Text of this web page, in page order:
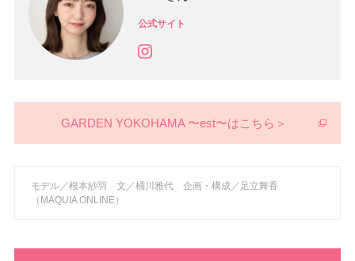
公式サイト
GARDEN YOKOHAMA 〜est〜はこちら＞
モデル／根本紗羽 文／桶川雅代 企画・構成／足立舞香
（MAQUIA ONLINE）